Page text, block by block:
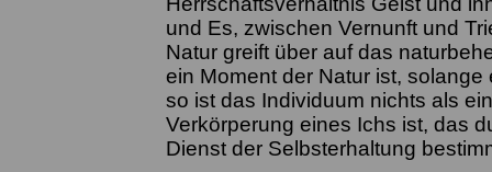
und Es, zwischen Vernunft und
Natur greift über auf das
ein Moment der Natur ist,
so ist das Individuum nichts als
Verkörperung eines Ichs ist, das
Dienst der Selbsterhaltung